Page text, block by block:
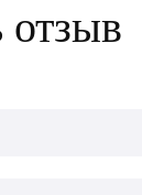
отзыв